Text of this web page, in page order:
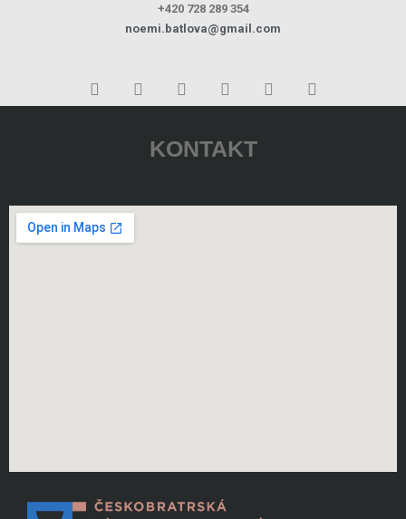
+420 728 289 354
noemi.batlova@gmail.com
KONTAKT